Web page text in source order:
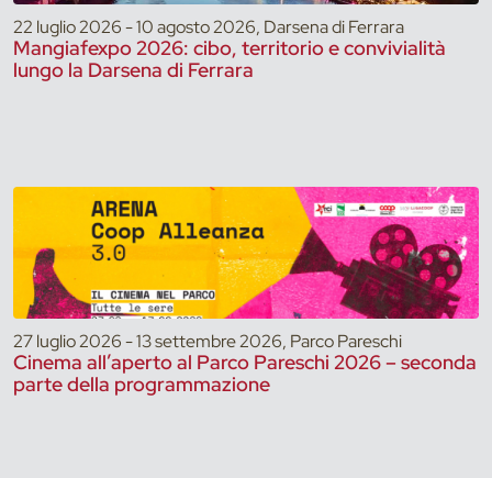
22 luglio 2026 - 10 agosto 2026, Darsena di Ferrara
Mangiafexpo 2026: cibo, territorio e convivialità
lungo la Darsena di Ferrara
27 luglio 2026 - 13 settembre 2026, Parco Pareschi
Cinema all’aperto al Parco Pareschi 2026 – seconda
parte della programmazione